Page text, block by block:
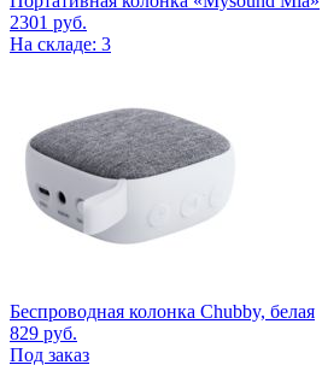
2301 руб.
На складе: 3
Беспроводная колонка Chubby, белая
829 руб.
Под заказ